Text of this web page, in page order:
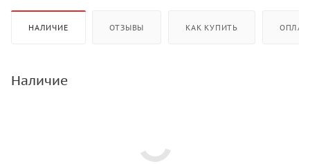
НАЛИЧИЕ ОТЗЫВЫ КАК КУПИТЬ
Наличие